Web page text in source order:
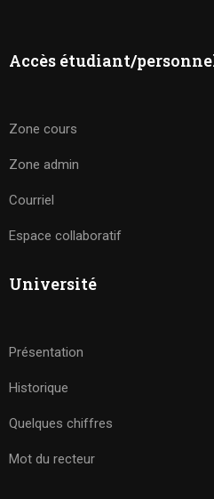
Accès étudiant/
Zone cours
Zone admin
Courriel
Espace collaboratif
Université
Présentation
Historique
Quelques chiffres
Mot du recteur